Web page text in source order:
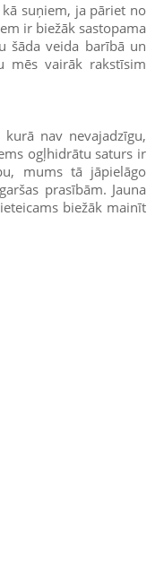
suņiem, ja pāriet no
ir biežāk sastopama
šāda veida barībā un
mēs vairāk rakstīsim
nav nevajadzīgu,
ogļhidrātu saturs ir
mums tā jāpielāgo
prasībām. Jauna
biežāk mainīt